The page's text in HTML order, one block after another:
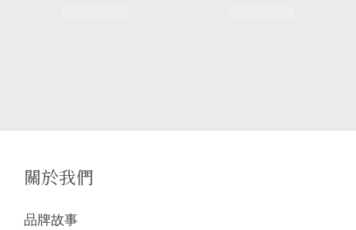
關於我們
品牌故事